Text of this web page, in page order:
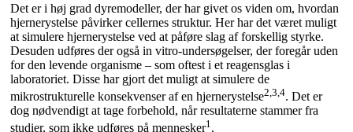
Det er i høj grad dyremodeller, der har givet os viden om, hvordan
hjernerystelse påvirker cellernes struktur. Her har det været muligt
at simulere hjernerystelse ved at påføre slag af forskellig styrke.
Desuden udføres der også in vitro-undersøgelser, der foregår uden
for den levende organisme – som oftest i et reagensglas i
laboratoriet. Disse har gjort det muligt at simulere de
mikrostrukturelle konsekvenser af en hjernerystelse2,3,4. Det er
dog nødvendigt at tage forbehold, når resultaterne stammer fra
studier, som ikke udføres på mennesker1.